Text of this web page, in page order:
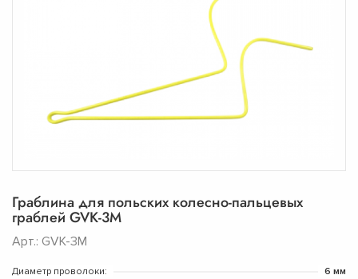
Граблина для польских колесно-пальцевых
граблей GVK-3M
Арт.: GVK-3M
Диаметр проволоки:
6 мм